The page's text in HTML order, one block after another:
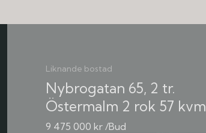
och
Liknande bostad
Nybrogatan 65, 2 tr.
Östermalm 2 rok 57 kvm
9 475 000 kr /Bud